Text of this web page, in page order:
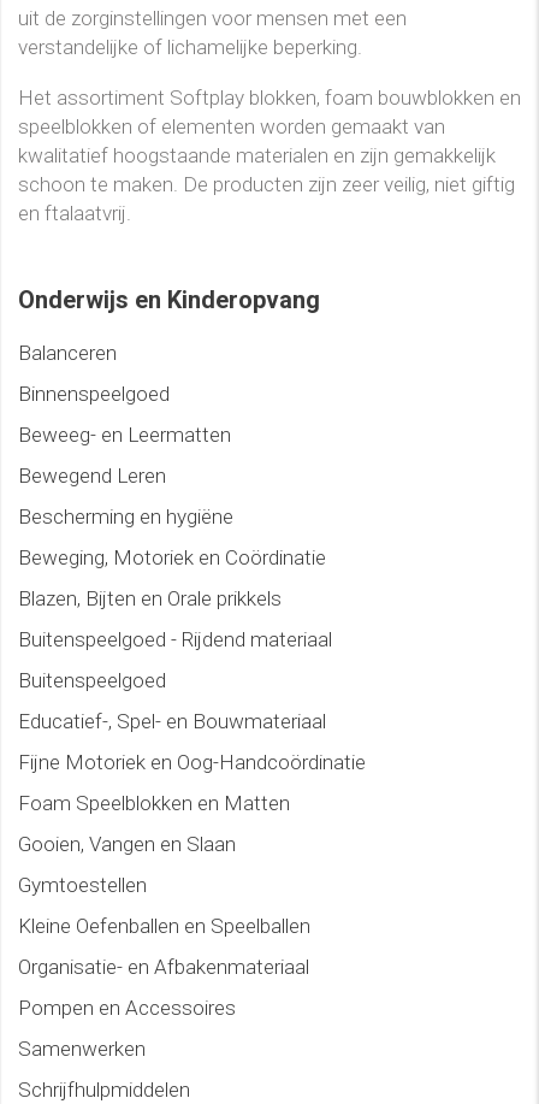
uit de zorginstellingen voor mensen met een
verstandelijke of lichamelijke beperking.
Het assortiment Softplay blokken, foam bouwblokken en
speelblokken of elementen worden gemaakt van
kwalitatief hoogstaande materialen en zijn gemakkelijk
schoon te maken. De producten zijn zeer veilig, niet giftig
en ftalaatvrij.
Onderwijs en Kinderopvang
Balanceren
Binnenspeelgoed
Beweeg- en Leermatten
Bewegend Leren
Bescherming en hygiëne
Beweging, Motoriek en Coördinatie
Blazen, Bijten en Orale prikkels
Buitenspeelgoed - Rijdend materiaal
Buitenspeelgoed
Educatief-, Spel- en Bouwmateriaal
Fijne Motoriek en Oog-Handcoördinatie
Foam Speelblokken en Matten
Gooien, Vangen en Slaan
Gymtoestellen
Kleine Oefenballen en Speelballen
Organisatie- en Afbakenmateriaal
Pompen en Accessoires
Samenwerken
Schrijfhulpmiddelen